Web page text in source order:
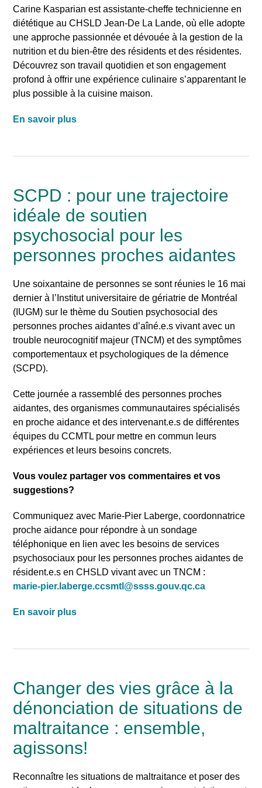
Carine Kasparian est assistante-cheffe technicienne en
diététique au CHSLD Jean-De La Lande, où elle adopte
une approche passionnée et dévouée à la gestion de la
nutrition et du bien-être des résidents et des résidentes.
Découvrez son travail quotidien et son engagement
profond à offrir une expérience culinaire s’apparentant le
plus possible à la cuisine maison.
En savoir plus
SCPD : pour une trajectoire
idéale de soutien
psychosocial pour les
personnes proches aidantes
Une soixantaine de personnes se sont réunies le 16 mai
dernier à l’Institut universitaire de gériatrie de Montréal
(IUGM) sur le thème du Soutien psychosocial des
personnes proches aidantes d’aîné.e.s vivant avec un
trouble neurocognitif majeur (TNCM) et des symptômes
comportementaux et psychologiques de la démence
(SCPD).
Cette journée a rassemblé des personnes proches
aidantes, des organismes communautaires spécialisés
en proche aidance et des intervenant.e.s de différentes
équipes du CCMTL pour mettre en commun leurs
expériences et leurs besoins concrets.
Vous voulez partager vos commentaires et vos
suggestions?
Communiquez avec Marie-Pier Laberge, coordonnatrice
proche aidance pour répondre à un sondage
téléphonique en lien avec les besoins de services
psychosociaux pour les personnes proches aidantes de
résident.e.s en CHSLD vivant avec un TNCM :
marie-pier.laberge.ccsmtl@ssss.gouv.qc.ca
En savoir plus
Changer des vies grâce à la
dénonciation de situations de
maltraitance : ensemble,
agissons!
Reconnaître les situations de maltraitance et poser des